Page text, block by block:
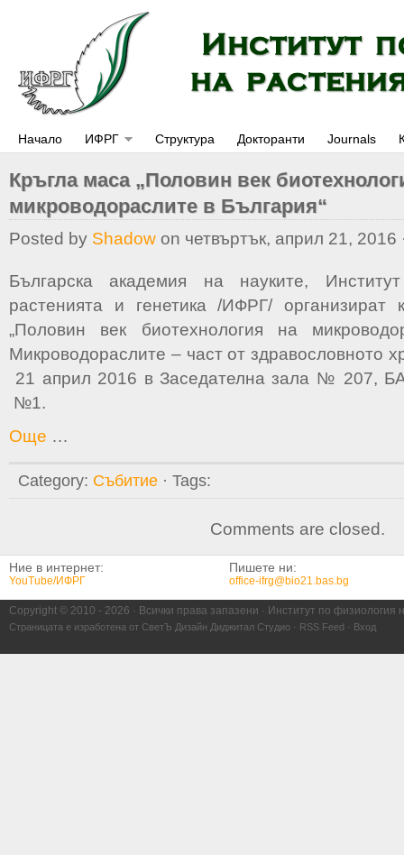
Начало ИФРГ Структура Докторанти Journals
Кръгла маса „Половин век
микроводораслите в България“
Posted by Shadow on четвъртък, април 21, 2016
Българска aкадемия на науките,
растенията и генетика /ИФРГ/
„Половин век биотехнология на
Микроводораслите – част от здравословното
21 април 2016 в Заседателна зала № 207,
№1.
Още …
Category: Събитие · Tags:
Comments are closed.
Ние в интернет:
YouTube/ИФРГ
Пишете ни:
office-ifrg@bio21.bas.bg
Copyright © 2010 - 2026 · Всички права запазени · Институт по физиология
Страницата е изработена от СветЪ Дизайн Диджитал Студио · RSS Feed · Вход